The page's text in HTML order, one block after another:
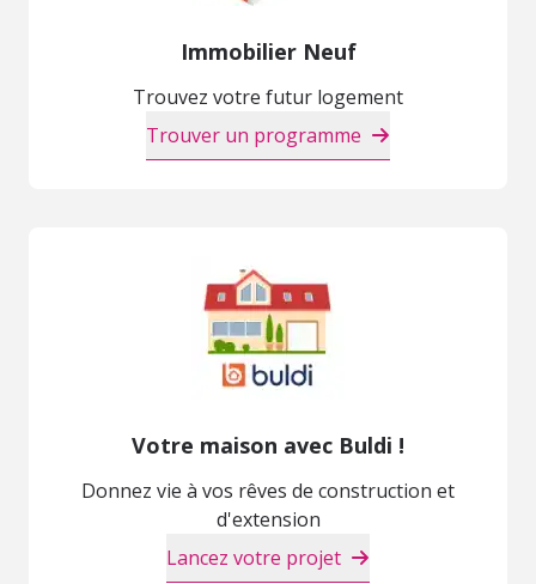
Immobilier Neuf
Trouvez votre futur logement
Trouver un programme
Votre maison avec Buldi !
Donnez vie à vos rêves de construction et
d'extension
Lancez votre projet